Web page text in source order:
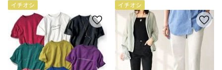
イチオシ イチオシ